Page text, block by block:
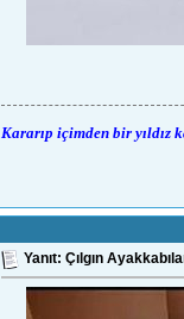
Kararıp içimden bir yıldız
Yanıt: Çılgın